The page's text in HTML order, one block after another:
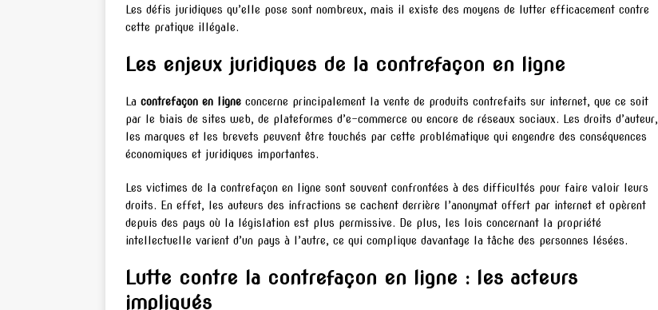
Les défis juridiques qu’elle pose sont nombreux, mais il existe des moyens de lutter efficacement contre
cette pratique illégale.
Les enjeux juridiques de la contrefaçon en ligne
La contrefaçon en ligne concerne principalement la vente de produits contrefaits sur internet, que ce soit
par le biais de sites web, de plateformes d’e-commerce ou encore de réseaux sociaux. Les droits d’auteur,
les marques et les brevets peuvent être touchés par cette problématique qui engendre des conséquences
économiques et juridiques importantes.
Les victimes de la contrefaçon en ligne sont souvent confrontées à des difficultés pour faire valoir leurs
droits. En effet, les auteurs des infractions se cachent derrière l’anonymat offert par internet et opèrent
depuis des pays où la législation est plus permissive. De plus, les lois concernant la propriété
intellectuelle varient d’un pays à l’autre, ce qui complique davantage la tâche des personnes lésées.
Lutte contre la contrefaçon en ligne : les acteurs
impliqués